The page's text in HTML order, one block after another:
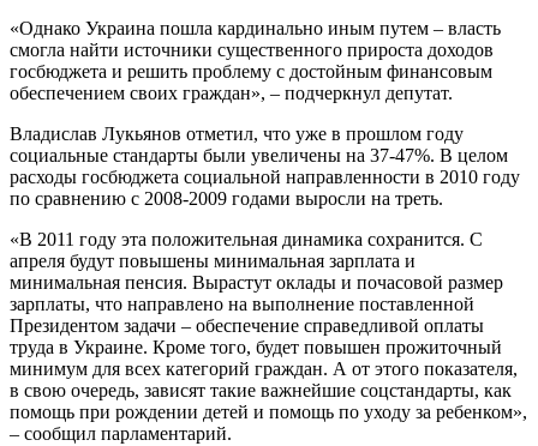
«Однако Украина пошла кардинально иным путем – власть
смогла найти источники существенного прироста доходов
госбюджета и решить проблему с достойным финансовым
обеспечением своих граждан», – подчеркнул депутат.
Владислав Лукьянов отметил, что уже в прошлом году
социальные стандарты были увеличены на 37-47%. В целом
расходы госбюджета социальной направленности в 2010 году
по сравнению с 2008-2009 годами выросли на треть.
«В 2011 году эта положительная динамика сохранится. С
апреля будут повышены минимальная зарплата и
минимальная пенсия. Вырастут оклады и почасовой размер
зарплаты, что направлено на выполнение поставленной
Президентом задачи – обеспечение справедливой оплаты
труда в Украине. Кроме того, будет повышен прожиточный
минимум для всех категорий граждан. А от этого показателя,
в свою очередь, зависят такие важнейшие соцстандарты, как
помощь при рождении детей и помощь по уходу за ребенком»,
– сообщил парламентарий.